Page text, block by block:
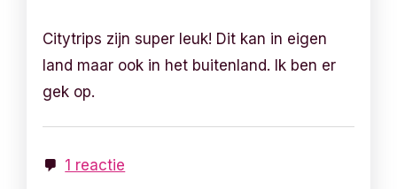
Citytrips zijn super leuk! Dit kan in eigen
land maar ook in het buitenland. Ik ben er
gek op.
1 reactie